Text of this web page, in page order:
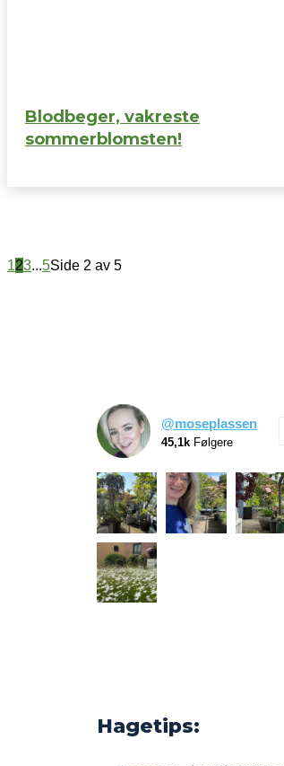
Blodbeger, vakreste
sommerblomsten!
123...5Side 2 av 5
@moseplassen
45,1k Følgere
Hagetips: